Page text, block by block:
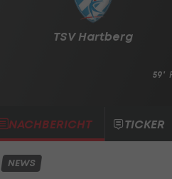
TSV Hartberg
59'
NACHBERICHT TICKER
NEWS